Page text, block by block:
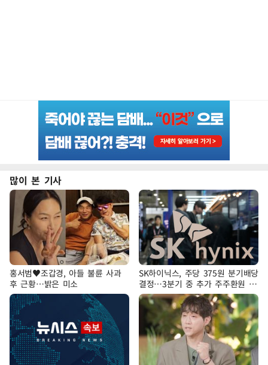
많이 본 기사
홍서범♥조갑경, 아들 불륜 사과
후 근황…밝은 미소
SK하이닉스, 주당 375원 분기배당
결정…3분기 중 추가 주주환원 발
표